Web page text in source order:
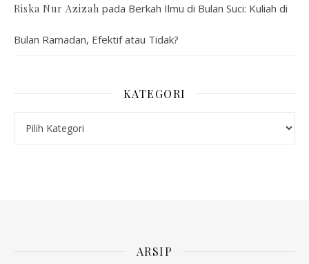
Riska Nur Azizah pada Berkah Ilmu di Bulan Suci: Kuliah di
Bulan Ramadan, Efektif atau Tidak?
KATEGORI
ARSIP